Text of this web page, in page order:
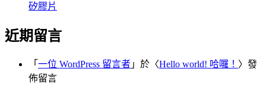
矽膠片
近期留言
「 一位 WordPress 留言者 」於〈Hello world! 哈囉！ 〉發
佈留言